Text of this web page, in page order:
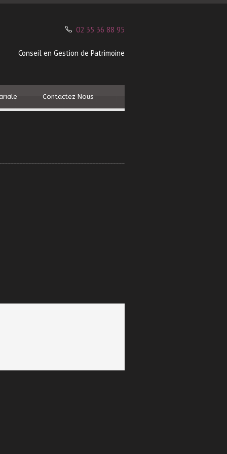
02 35 36 88 95
Conseil en Gestion de Patrimoine
Contactez Nous